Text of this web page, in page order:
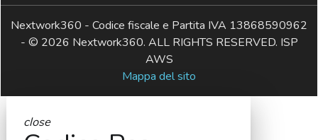
Nextwork360 - Codice fiscale e Partita IVA 13868590962
- © 2026 Nextwork360. ALL RIGHTS RESERVED. ISP
AWS
Mappa del sito
close